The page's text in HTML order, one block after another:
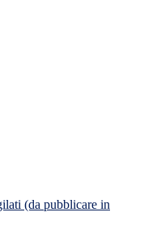
(da pubblicare in